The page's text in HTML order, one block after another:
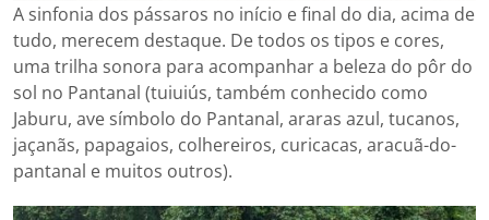
A sinfonia dos pássaros no início e final do dia, acima de
tudo, merecem destaque. De todos os tipos e cores,
uma trilha sonora para acompanhar a beleza do pôr do
sol no Pantanal (tuiuiús, também conhecido como
Jaburu, ave símbolo do Pantanal, araras azul, tucanos,
jaçanãs, papagaios, colhereiros, curicacas, aracuã-do-
pantanal e muitos outros).